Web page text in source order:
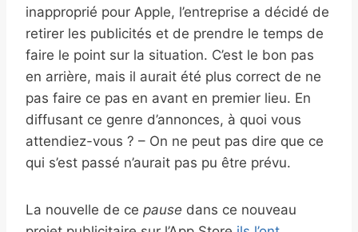
inapproprié pour Apple, l’entreprise a décidé de
retirer les publicités et de prendre le temps de
faire le point sur la situation. C’est le bon pas
en arrière, mais il aurait été plus correct de ne
pas faire ce pas en avant en premier lieu. En
diffusant ce genre d’annonces, à quoi vous
attendiez-vous ? – On ne peut pas dire que ce
qui s’est passé n’aurait pas pu être prévu.
La nouvelle de ce pause dans ce nouveau